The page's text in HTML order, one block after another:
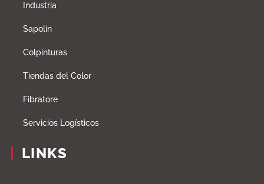
Industria
Sapolin
Colpinturas
Tiendas del Color
Fibratore
Servicios Logísticos
LINKS